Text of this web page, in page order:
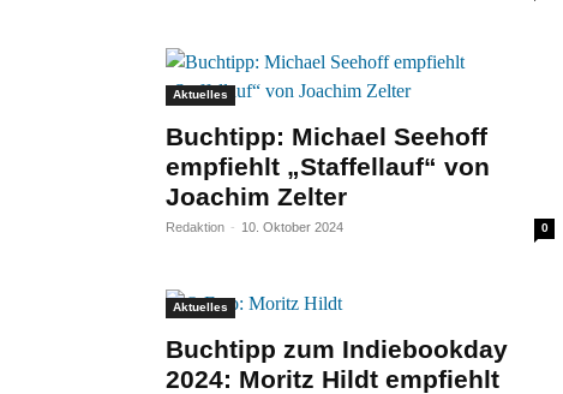
Aktuelles
Buchtipp: Michael Seehoff
empfiehlt „Staffellauf“ von
Joachim Zelter
Redaktion - 10. Oktober 2024 0
Aktuelles
Buchtipp zum Indiebookday
2024: Moritz Hildt empfiehlt